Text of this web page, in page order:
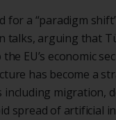
for a “paradigm
talks, arguing that
EU’s economic
has become a
including migration,
spread of artificial